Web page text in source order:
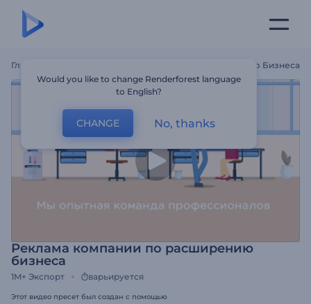
Главная Реклама Компании По Расширению Бизнеса
Реклама компании по расширению
бизнеса
1M+ Экспорт варьируется
Этот видео пресет был создан с помощью
Would you like to change Renderforest language
to English?
CHANGE No, thanks